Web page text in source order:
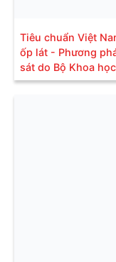
Tiêu chuẩn Việt
ốp lát - Phương
sát do Bộ Khoa